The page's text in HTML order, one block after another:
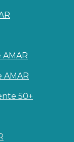
AMAR
AMAR
50+